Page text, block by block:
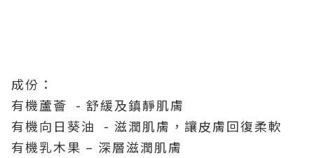
成份：
有機蘆薈 - 舒緩及鎮靜肌膚
有機向日葵油 - 滋潤肌膚，讓皮膚回復柔軟
有機乳木果 – 深層滋潤肌膚